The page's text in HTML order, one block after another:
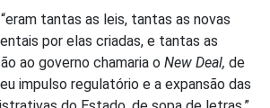
tantas as leis, tantas as novas
por elas criadas, e tantas as
ao governo chamaria o New Deal, de
impulso regulatório e a expansão das